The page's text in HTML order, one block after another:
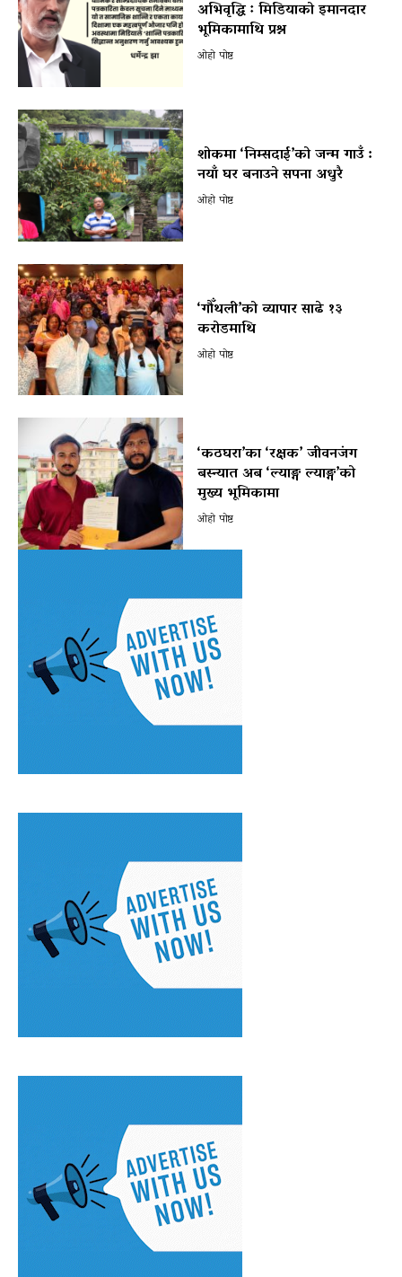
अभिवृद्धि ः मिडियाको इमानदार
भूमिकामाथि प्रश्न
ओहो पोष्ट
शोकमा ‘निम्सदाई’को जन्म गाउँ :
नयाँ घर बनाउने सपना अधुरै
ओहो पोष्ट
‘गौँथली’को व्यापार साढे १३
करोडमाथि
ओहो पोष्ट
‘कठघरा’का ‘रक्षक’ जीवनजंग
बस्न्यात अब ‘ल्याङ्ग ल्याङ्ग’को
मुख्य भूमिकामा
ओहो पोष्ट